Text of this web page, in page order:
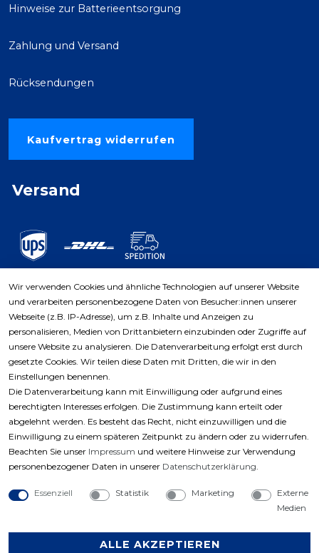
Hinweise zur Batterieentsorgung
Zahlung und Versand
Rücksendungen
Kaufvertrag widerrufen
Versand
Zahlungsarten
Wir verwenden Cookies und ähnliche Technologien auf unserer Website
und verarbeiten personenbezogene Daten von Besucher:innen unserer
Webseite (z.B. IP-Adresse), um z.B. Inhalte und Anzeigen zu
personalisieren, Medien von Drittanbietern einzubinden oder Zugriffe auf
unsere Website zu analysieren. Die Datenverarbeitung erfolgt erst durch
gesetzte Cookies. Wir teilen diese Daten mit Dritten, die wir in den
Einstellungen benennen.
Die Datenverarbeitung kann mit Einwilligung oder aufgrund eines
berechtigten Interesses erfolgen. Die Zustimmung kann erteilt oder
abgelehnt werden. Es besteht das Recht, nicht einzuwilligen und die
Einwilligung zu einem späteren Zeitpunkt zu ändern oder zu widerrufen.
Beachten Sie unser Impressum und weitere Hinweise zur Verwendung
personenbezogener Daten in unserer Daten­schutz­erklärung.
Essenziell Statistik Marketing
Externe
Medien
ALLE AKZEPTIEREN